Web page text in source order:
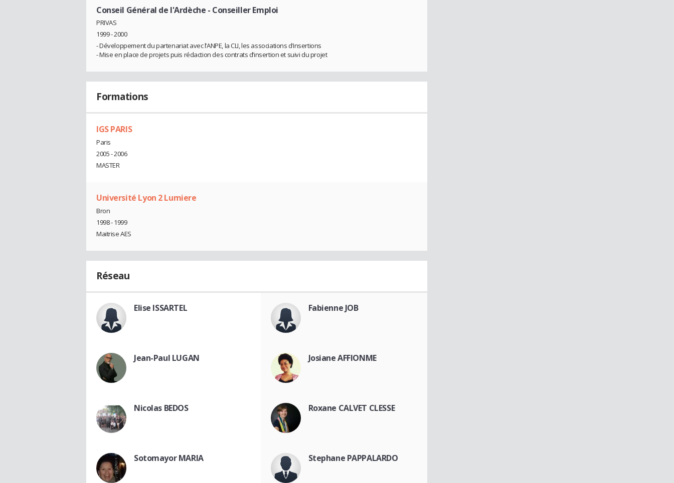
Conseil Général de l'Ardèche - Conseiller Emploi
PRIVAS
1999 - 2000
- Développement du partenariat avec l’ANPE, la CLI, les associations d’insertions
- Mise en place de projets puis rédaction des contrats d’insertion et suivi du projet
Formations
IGS PARIS
Paris
2005 - 2006
MASTER
Université Lyon 2 Lumiere
Bron
1998 - 1999
Maitrise AES
Réseau
Elise ISSARTEL Fabienne JOB
Jean-Paul LUGAN Josiane AFFIONME
Nicolas BEDOS Roxane CALVET CLESSE
Sotomayor MARIA Stephane PAPPALARDO